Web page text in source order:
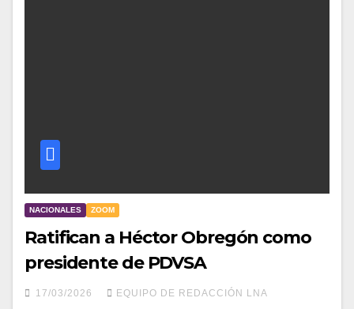
NACIONALES ZOOM
Ratifican a Héctor Obregón como
presidente de PDVSA
17/03/2026 EQUIPO DE REDACCIÓN LNA